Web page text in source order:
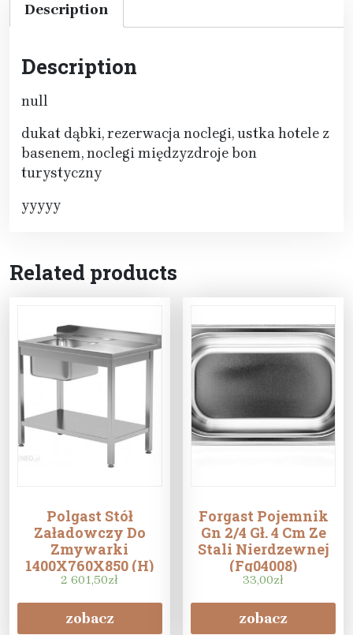
Description
Description
null
dukat dąbki, rezerwacja noclegi, ustka hotele z
basenem, noclegi międzyzdroje bon
turystyczny
yyyyy
Related products
Polgast Stół
Załadowczy Do
Zmywarki
1400X760X850 (H)
Ze Zlewem I Półką
2 601,50zł
zobacz
Forgast Pojemnik
Gn 2/4 Gł. 4 Cm Ze
Stali Nierdzewnej
(Fg04008)
33,00zł
zobacz